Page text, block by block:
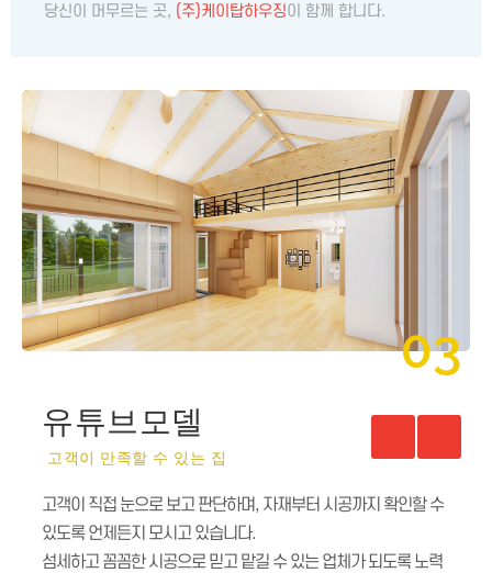
당신이 머무르는 곳, (주)케이탑하우징이 함께 합니다.
03
유튜브모델
고객이 만족할 수 있는 집
고객이 직접 눈으로 보고 판단하며, 자재부터 시공까지 확인할 수
있도록 언제든지 모시고 있습니다.
섬세하고 꼼꼼한 시공으로 믿고 맡길 수 있는 업체가 되도록 노력
01
모델하우스
오직 당신만을 위한 작은 전원주택
작은 토지만 있다면, 나만의 쉼터공간으로 만들 수 있습니다.
독창적인 창의성과 끊임없는 도전으로실용적이고 편안함을 주는
아름다운 주거공간을 위해 최선을 다하고 있습니다.